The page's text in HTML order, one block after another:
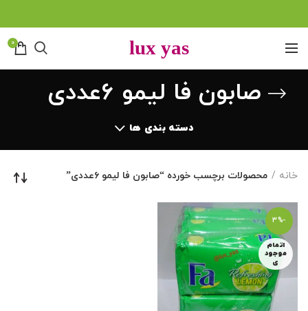
0
صابون فا لیمو ۶عددی
دسته بندی ها
خانه محصولات برچسب خورده “صابون فا لیمو ۶عددی”
-3%
اتمام
موجود
ی